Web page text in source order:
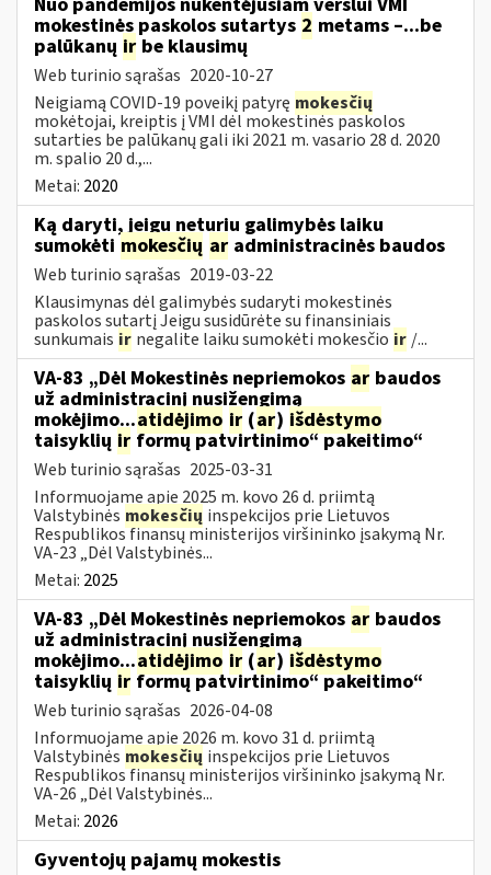
mokestinės paskolos sutartys 2 metams –...be
palūkanų ir be klausimų
Web turinio sąrašas 2020-10-27
Neigiamą COVID-19 poveikį patyrę mokesčių
mokėtojai, kreiptis į VMI dėl mokestinės paskolos
sutarties be palūkanų gali iki 2021 m. vasario 28 d. 2020
m. spalio 20 d.,...
Metai: 2020
Ką daryti, jeigu neturiu galimybės laiku
sumokėti mokesčių ar administracinės baudos
Web turinio sąrašas 2019-03-22
Klausimynas dėl galimybės sudaryti mokestinės
paskolos sutartį Jeigu susidūrėte su finansiniais
sunkumais ir negalite laiku sumokėti mokesčio ir /...
VA-83 „Dėl Mokestinės nepriemokos ar baudos
už administracinį nusižengimą
mokėjimo...atidėjimo ir (ar) išdėstymo
taisyklių ir formų patvirtinimo“ pakeitimo“
Web turinio sąrašas 2025-03-31
Informuojame apie 2025 m. kovo 26 d. priimtą
Valstybinės mokesčių inspekcijos prie Lietuvos
Respublikos finansų ministerijos viršininko įsakymą Nr.
VA-23 „Dėl Valstybinės...
Metai: 2025
VA-83 „Dėl Mokestinės nepriemokos ar baudos
už administracinį nusižengimą
mokėjimo...atidėjimo ir (ar) išdėstymo
taisyklių ir formų patvirtinimo“ pakeitimo“
Web turinio sąrašas 2026-04-08
Informuojame apie 2026 m. kovo 31 d. priimtą
Valstybinės mokesčių inspekcijos prie Lietuvos
Respublikos finansų ministerijos viršininko įsakymą Nr.
VA-26 „Dėl Valstybinės...
Metai: 2026
Gyventojų pajamų mokestis